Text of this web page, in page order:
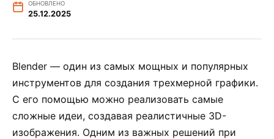
ОБНОВЛЕНО
25.12.2025
Blender — один из самых мощных и популярных
инструментов для создания трехмерной графики.
С его помощью можно реализовать самые
сложные идеи, создавая реалистичные 3D-
изображения. Одним из важных решений при